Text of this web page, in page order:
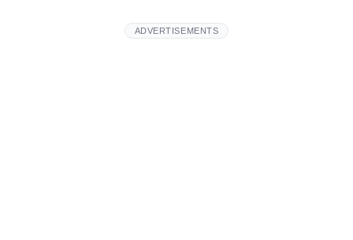
ADVERTISEMENTS